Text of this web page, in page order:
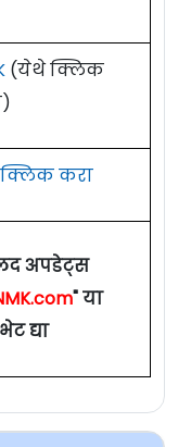
(येथे क्लिक
करा
अपडेट्स
" या
द्या